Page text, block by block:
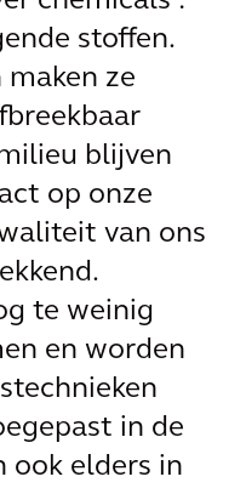
stoffen.
maken ze
blijven
op onze
van ons
te weinig
en worden
in de
ook elders in